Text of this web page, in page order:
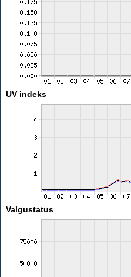
UV indeks
Valgustatus